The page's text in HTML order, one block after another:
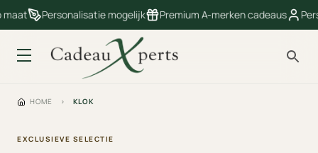
Personalisatie mogelijk Premium A-merken cadeaus
HOME › KLOK
EXCLUSIEVE SELECTIE